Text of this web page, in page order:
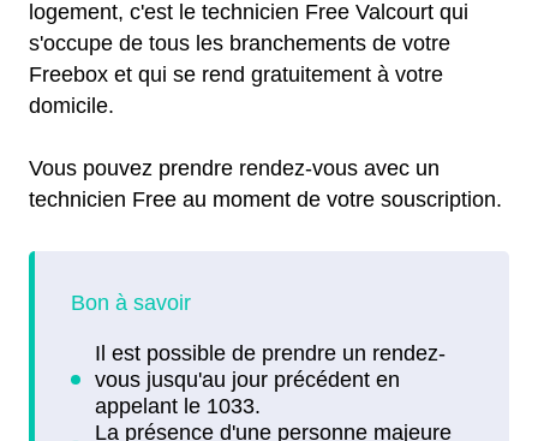
logement, c'est le technicien Free Valcourt qui
s'occupe de tous les branchements de votre
Freebox et qui se rend gratuitement à votre
domicile.
Vous pouvez prendre rendez-vous avec un
technicien Free au moment de votre souscription.